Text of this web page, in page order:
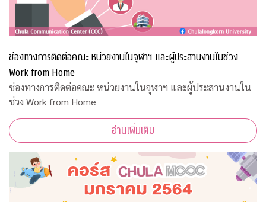
ช่องทางการติดต่อคณะ หน่วยงานในจุฬาฯ และผู้ประสานงานในช่วง
Work from Home
ช่องทางการติดต่อคณะ หน่วยงานในจุฬาฯ และผู้ประสานงานใน
ช่วง Work from Home
อ่านเพิ่มเติม